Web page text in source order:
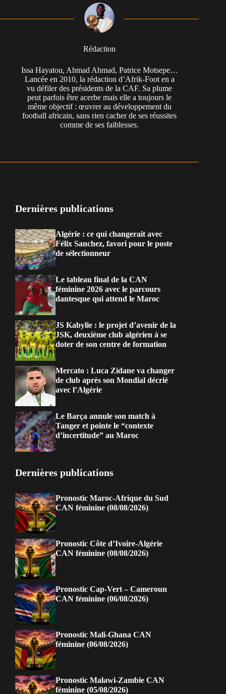
Rédaction
Issa Hayatou, Ahmad Ahmad, Patrice Motsepe…
Lancée en 2010, la rédaction d’Afrik-Foot en a
vu défiler des présidents de la CAF. Sa plume
peut parfois être acerbe mais elle a toujours le
même objectif : œuvrer au développement du
football africain, sans rien cacher de ses réussites
comme de ses faiblesses.
Dernières publications
Algérie : ce qui changerait avec
Félix Sanchez, favori pour le poste
de sélectionneur
Le tableau final de la CAN
féminine 2026 avec le parcours
dantesque qui attend le Maroc
JS Kabylie : le projet d’avenir de la
JSK, deuxième club algérien à se
doter de son centre de formation
Mercato : Luca Zidane va changer
de club après son Mondial décrié
avec l’Algérie
Le Barça annule son match à
Tanger et pointe le “contexte
d’incertitude” au Maroc
Dernières publications
Pronostic Maroc-Afrique du Sud
CAN féminine (08/08/2026)
Pronostic Côte d’Ivoire-Algérie
CAN féminine (08/08/2026)
Pronostic Cap-Vert – Cameroun
CAN féminine (06/08/2026)
Pronostic Mali-Ghana CAN
féminine (06/08/2026)
Pronostic Malawi-Zambie CAN
féminine (05/08/2026)